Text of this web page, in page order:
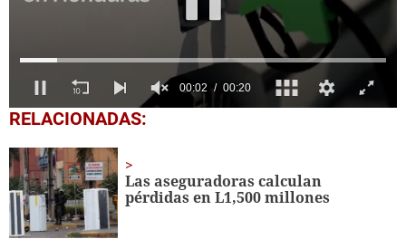
0
of
seconds
00:04 00:20
RELACIONADAS:
Las aseguradoras calculan
pérdidas en L1,500 millones